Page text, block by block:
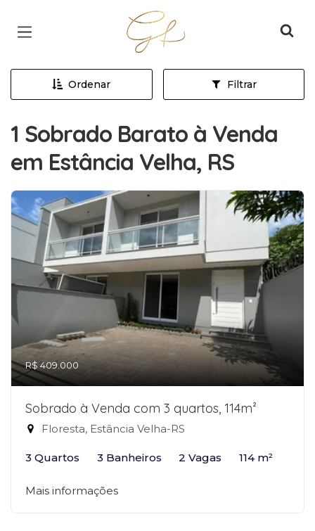
Página inicial
Ordenar Filtrar
1 Sobrado Barato à Venda
em Estância Velha, RS
R$ 409.000
Sobrado à Venda com 3 quartos, 114m²
Floresta, Estância Velha-RS
3 Quartos 3 Banheiros 2 Vagas 114 m²
Mais informações